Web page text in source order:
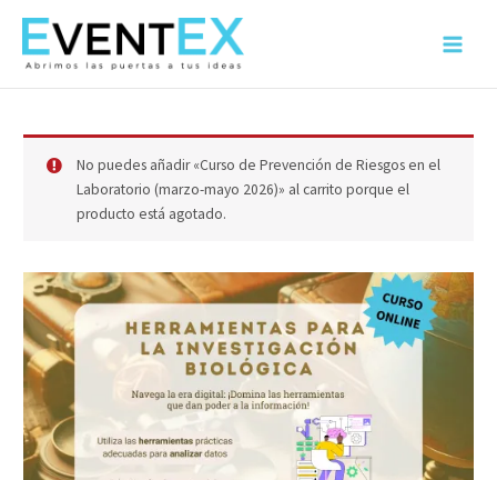
contenido
Main
No puedes añadir «Curso de Prevención de Riesgos en el
Laboratorio (marzo-mayo 2026)» al carrito porque el
producto está agotado.